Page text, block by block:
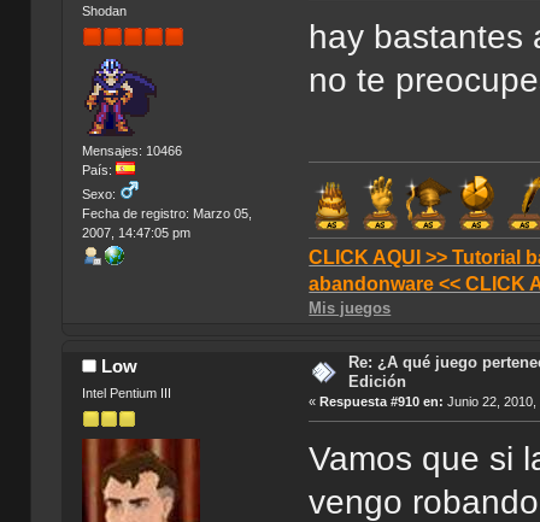
Shodan
Mensajes: 10466
País:
Sexo:
Fecha de registro: Marzo 05,
2007, 14:47:05 pm
hay bastantes
no te
CLICK AQUI >> Tutorial
abandonware << CLICK
Mis juegos
Low
Intel Pentium III
Re: ¿A qué juego
Edición
«Respuesta #910 en: Junio 22,
Vamos que si
vengo